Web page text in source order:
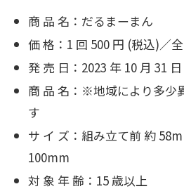
商 品 名：だるまーまん
価 格：1 回 500 円 (税込)／
発 売 日：2023 年 10 月 31 日
商 品 名：※地域により多少
す
サ イ ズ：組み立て前 約
100mm
対 象 年 齢：15 歳以上